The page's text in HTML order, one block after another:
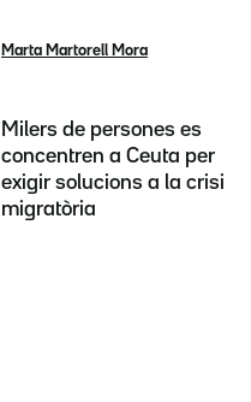
Marta Martorell Mora
Milers de persones es
concentren a Ceuta per
exigir solucions a la crisi
migratòria